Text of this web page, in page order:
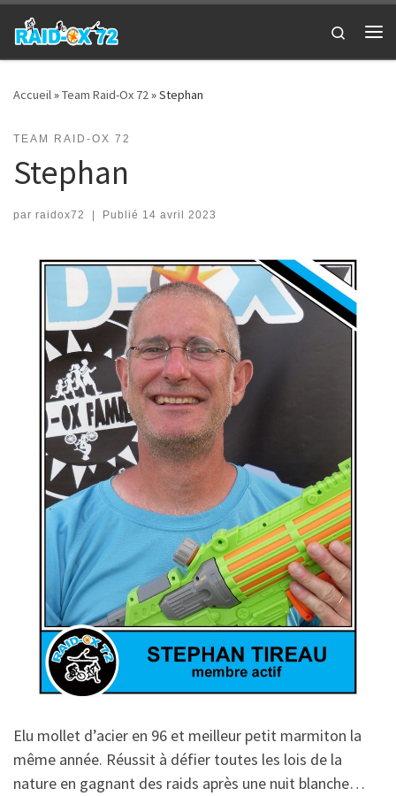
Passer au contenu
Search
Accueil»Team Raid-Ox 72»Stephan
TEAM RAID-OX 72
Stephan
par raidox72 | Publié 14 avril 2023
Elu mollet d’acier en 96 et meilleur petit marmiton la
même année. Réussit à défier toutes les lois de la
nature en gagnant des raids après une nuit blanche…